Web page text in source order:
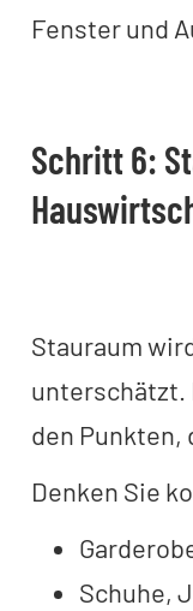
Fenster und
Schritt 6:
Stauraum
unterschätzt.
den Punkten,
Denken Sie
Schuhe,